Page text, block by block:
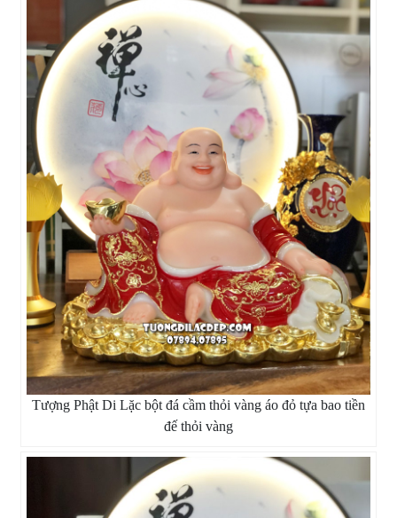
Tượng Phật Di Lặc bột đá cầm thỏi vàng áo đỏ tựa bao tiền
đế thỏi vàng